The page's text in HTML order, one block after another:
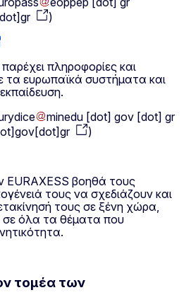
)
πληροφορίες και
τα ευρωπαϊκά συστήματα και
minedu [dot] gov [dot] gr
)
EURAXESS βοηθά τους
τους να σχεδιάζουν και
τους σε ξένη χώρα,
σε όλα τα θέματα που
τομέα των